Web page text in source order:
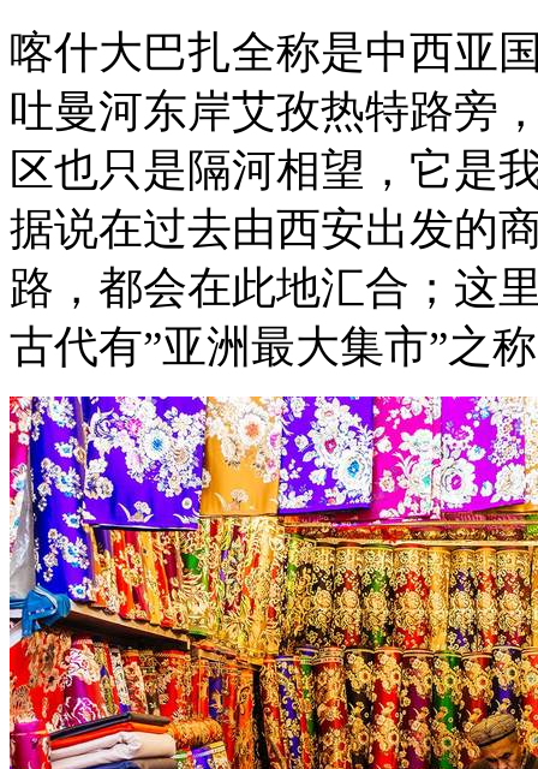
喀什大巴扎全称是中西亚
吐曼河东岸艾孜热特路旁
区也只是隔河相望，它是
据说在过去由西安出发的
路，都会在此地汇合；这
古代有”亚洲最大集市”之